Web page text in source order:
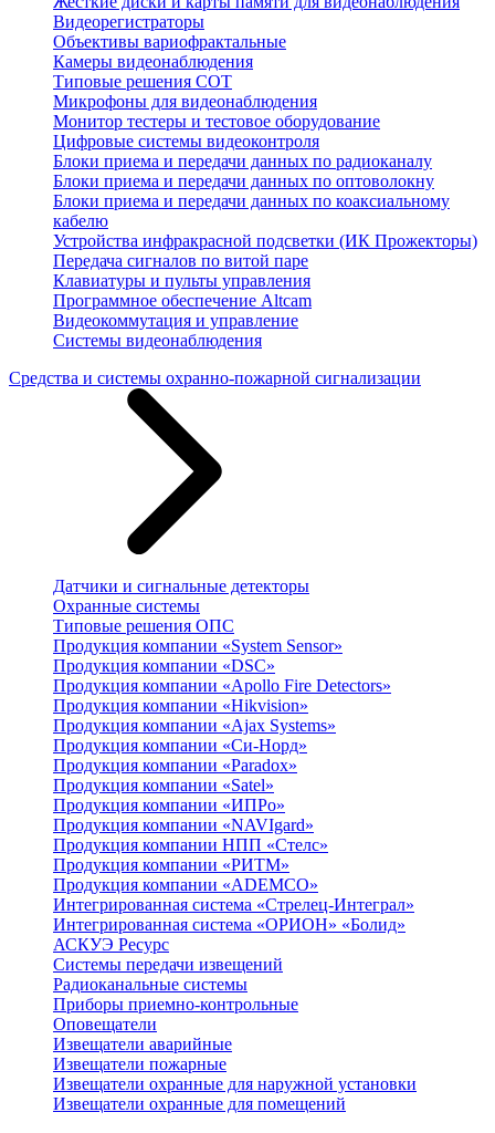
Видеорегистраторы
Объективы вариофрактальные
Камеры видеонаблюдения
Типовые решения СОТ
Микрофоны для видеонаблюдения
Монитор тестеры и тестовое оборудование
Цифровые системы видеоконтроля
Блоки приема и передачи данных по радиоканалу
Блоки приема и передачи данных по оптоволокну
Блоки приема и передачи данных по коаксиальному
кабелю
Устройства инфракрасной подсветки (ИК Прожекторы)
Передача сигналов по витой паре
Клавиатуры и пульты управления
Программное обеспечение Altcam
Видеокоммутация и управление
Системы видеонаблюдения
Средства и системы охранно-пожарной сигнализации
Датчики и сигнальные детекторы
Охранные системы
Типовые решения ОПС
Продукция компании «System Sensor»
Продукция компании «DSC»
Продукция компании «Apollo Fire Detectors»
Продукция компании «Hikvision»
Продукция компании «Ajax Systems»
Продукция компании «Си-Норд»
Продукция компании «Paradox»
Продукция компании «Satel»
Продукция компании «ИПРо»
Продукция компании «NAVIgard»
Продукция компании НПП «Стелс»
Продукция компании «РИТМ»
Продукция компании «ADEMCO»
Интегрированная система «Стрелец-Интеграл»
Интегрированная система «ОРИОН» «Болид»
АСКУЭ Ресурс
Системы передачи извещений
Радиоканальные системы
Приборы приемно-контрольные
Оповещатели
Извещатели аварийные
Извещатели пожарные
Извещатели охранные для наружной установки
Извещатели охранные для помещений